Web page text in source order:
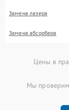
Замена лазера
Замена абсорбера
Цены в
Мы проверим